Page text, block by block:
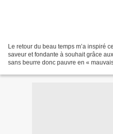
Le retour du beau temps m’a inspiré
saveur et fondante à souhait grâce
sans beurre donc pauvre en «